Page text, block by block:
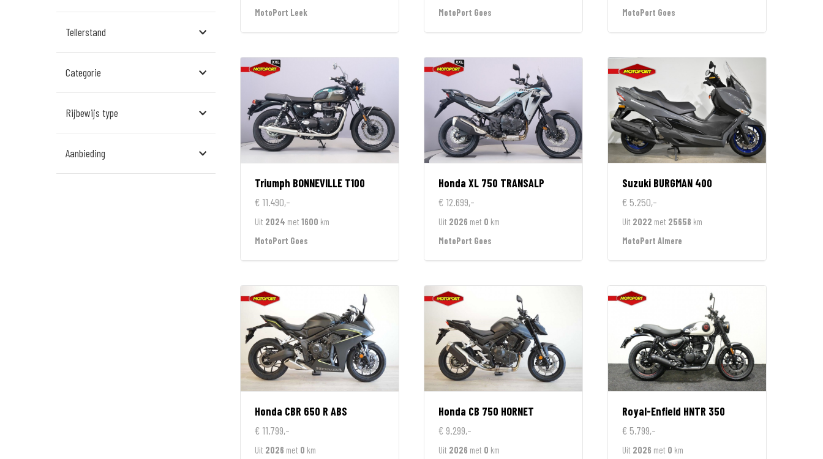
Den Bosch
Hillegom
Leek
Leeuwarden
Tellerstand
Categorie
Rijbewijs type
Aanbieding
MotoPort Leek
MotoPort Goes
MotoPort Goes
Triumph BONNEVILLE T100
€ 11.490,-
Uit 2024 met 1600 km
MotoPort Goes
Honda XL 750 TRANSALP
€ 12.699,-
Uit 2026 met 0 km
MotoPort Goes
Suzuki BURGMAN 400
€ 5.250,-
Uit 2022 met 25658 km
MotoPort Almere
Honda CBR 650 R ABS
€ 11.799,-
Uit 2026 met 0 km
Honda CB 750 HORNET
€ 9.299,-
Uit 2026 met 0 km
Royal-Enfield HNTR 350
€ 5.799,-
Uit 2026 met 0 km